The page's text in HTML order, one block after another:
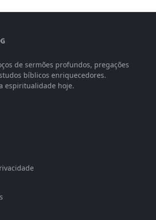
de sermões profundos, pregações
bíblicos enriquecedores.
espiritualidade hoje.